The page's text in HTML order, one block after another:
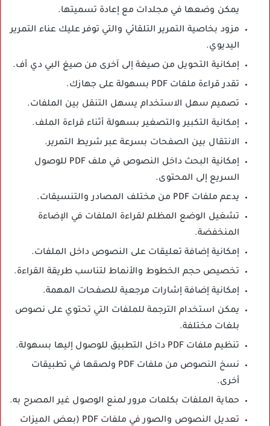
يمكن وضعها في مجلدات مع إعادة تسميتها.
مزود بخاصية التمرير التلقائي والتي توفر عليك عناء التمرير
اليديوي.
إمكانية التحويل من صيغة إلى آخرى من صيغ البي دي أف.
تقدر قراءة ملفات PDF بسهولة على جهازك.
تصميم سهل الاستخدام يسهل التنقل بين الملفات.
إمكانية التكبير والتصغير بسهولة أثناء قراءة الملف.
الانتقال بين الصفحات بسرعة عبر شريط التمرير.
إمكانية البحث داخل النصوص في ملف PDF للوصول
السريع إلى المحتوى.
يدعم ملفات PDF من مختلف المصادر والتنسيقات.
تشغيل الوضع المظلم لقراءة الملفات في الإضاءة
المنخفضة.
إمكانية إضافة تعليقات على النصوص داخل الملفات.
تخصيص حجم الخطوط والأنماط لتناسب طريقة القراءة.
إمكانية إضافة إشارات مرجعية للصفحات المهمة.
يمكن استخدام الترجمة للملفات التي تحتوي على نصوص
بلغات مختلفة.
تنظيم ملفات PDF داخل التطبيق للوصول إليها بسهولة.
نسخ النصوص من ملفات PDF ولصقها في تطبيقات
أخرى.
حماية الملفات بكلمات مرور لمنع الوصول غير المصرح به.
تعديل النصوص والصور في ملفات PDF (بعض الميزات